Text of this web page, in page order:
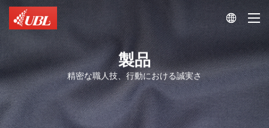

製品
精密な職人技、行動における誠実さ
素
ウ
ュ・
ン
タ
ン
ス
ペ
シ
ャ
ル
ス
特
別
ラ
イ
ニ
ン
グ